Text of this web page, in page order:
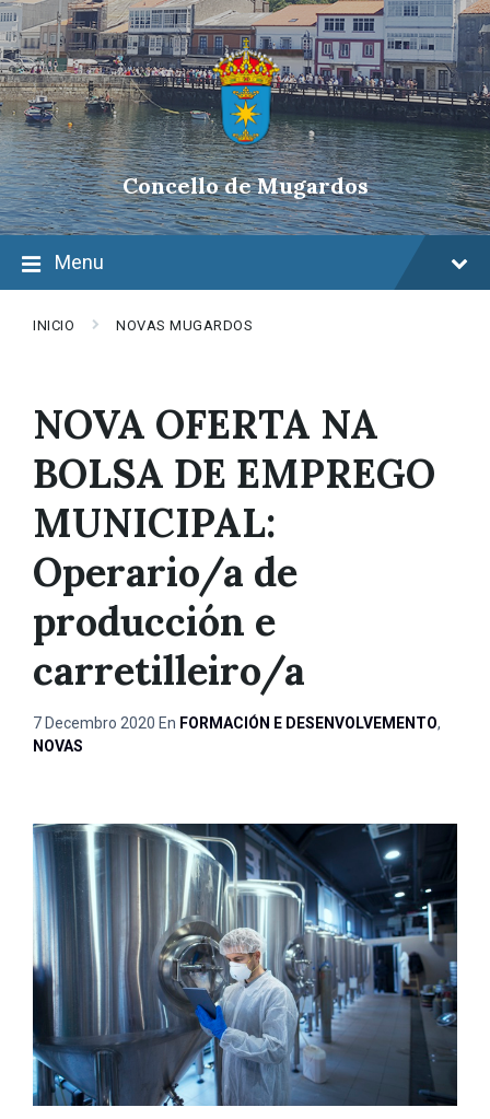
Skip
to
content
Skip
to
main
navigation
Skip
to
footer
Concello de Mugardos
Menu
INICIO NOVAS MUGARDOS
NOVA OFERTA NA
BOLSA DE EMPREGO
MUNICIPAL:
Operario/a de
producción e
carretilleiro/a
7 Decembro 2020 En FORMACIÓN E DESENVOLVEMENTO,
NOVAS